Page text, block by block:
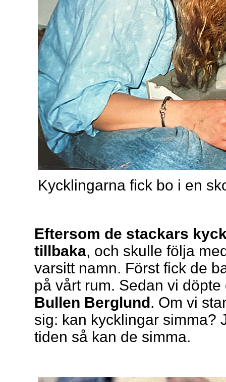
Kycklingarna fick bo i en
Eftersom de stackars
tillbaka, och skulle följa
varsitt namn. Först fick de
på vårt rum. Sedan vi
Bullen Berglund. Om vi
sig: kan kycklingar simma?
tiden så kan de simma.